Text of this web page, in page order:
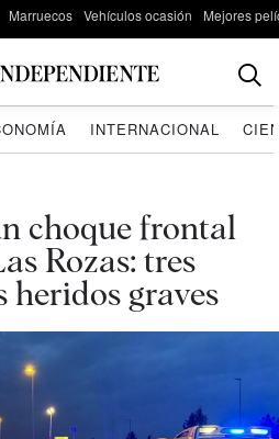
Marruecos Vehículos ocasión Mejores
INTERNACIONAL
choque frontal
Rozas: tres
heridos graves